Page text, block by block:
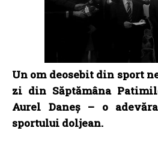
Un om deosebit din sport
zi din Săptămâna
Aurel Daneș – o
sportului doljean.